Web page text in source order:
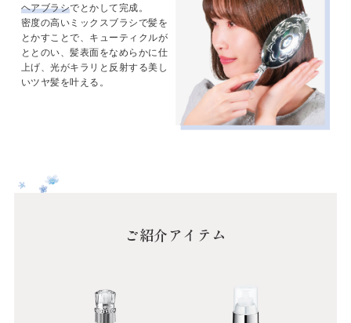
ヘアブラシでとかして完成。
密度の高いミックスブラシで髪を
とかすことで、キューティクルが
ととのい、髪表面をなめらかに仕
上げ、光がキラリと反射する美し
いツヤ髪を叶える。
ご紹介アイテム